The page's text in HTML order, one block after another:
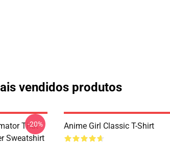
vendidos produtos
That
Sweatshirt
-20% Anime Girl Classic T-Shirt